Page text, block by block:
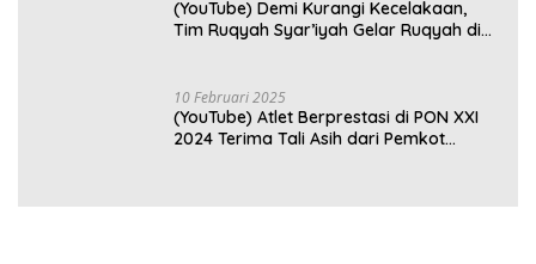
(YouTube) Demi Kurangi Kecelakaan,
Tim Ruqyah Syar’iyah Gelar Ruqyah di
10 Februari 2025
(YouTube) Atlet Berprestasi di PON XXI
2024 Terima Tali Asih dari Pemkot